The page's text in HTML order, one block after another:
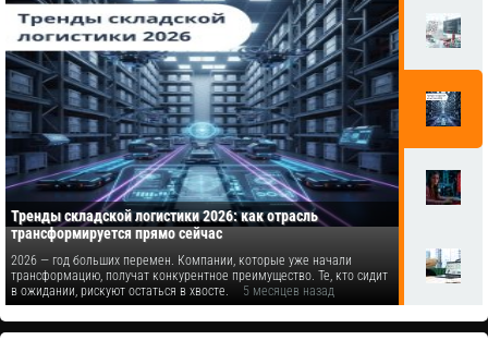
Тренды складской логистики 2026: как отрасль
трансформируется прямо сейчас
2026 — год больших перемен. Компании, которые уже начали
трансформацию, получат конкурентное преимущество. Те, кто сидит
в ожидании, рискуют остаться в хвосте.
5 месяцев назад